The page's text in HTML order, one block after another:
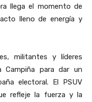
llega el momento de
lleno de energía y
militantes y líderes
Campiña para dar un
electoral. El PSUV
refleje la fuerza y la